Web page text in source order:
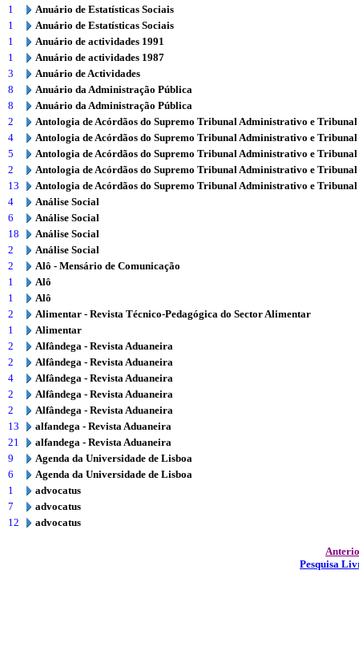
1
Anuário de Estatísticas Sociais
1
Anuário de Estatísticas Sociais
1
Anuário de actividades 1991
1
Anuário de actividades 1987
3
Anuário de Actividades
8
Anuário da Administração Pública
8
Anuário da Administração Pública
2
Antologia de Acórdãos do Supremo Tribunal Administrativo e
4
Antologia de Acórdãos do Supremo Tribunal Administrativo e
5
Antologia de Acórdãos do Supremo Tribunal Administrativo e
2
Antologia de Acórdãos do Supremo Tribunal Administrativo e
13
Antologia de Acórdãos do Supremo Tribunal Administrativo e
4
Análise Social
6
Análise Social
18
Análise Social
2
Análise Social
2
Alô - Mensário de Comunicação
1
Alô
1
Alô
2
Alimentar - Revista Técnico-Pedagógica do Sector Alimentar
1
Alimentar
2
Alfândega - Revista Aduaneira
2
Alfândega - Revista Aduaneira
4
Alfândega - Revista Aduaneira
2
Alfândega - Revista Aduaneira
2
Alfândega - Revista Aduaneira
13
alfandega - Revista Aduaneira
21
alfandega - Revista Aduaneira
9
Agenda da Universidade de Lisboa
6
Agenda da Universidade de Lisboa
1
advocatus
7
advocatus
12
advocatus
Pesquisa